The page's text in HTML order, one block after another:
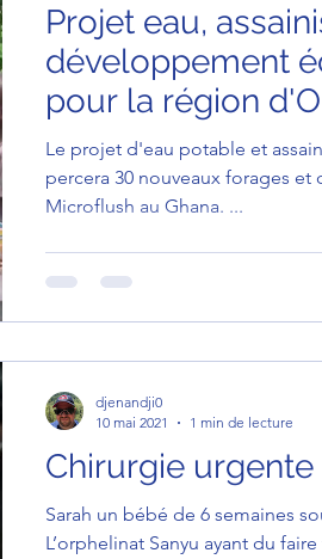
Projet eau,
développement
pour la région
Ghana
Le projet d'eau potable et
percera 30 nouveaux forages et
Microflush au Ghana. ...
Chirurgie urgente
Sarah un bébé de 6 semaines
L’orphelinat Sanyu ayant du
djenandji0
10 mai 2021
1 min de lecture